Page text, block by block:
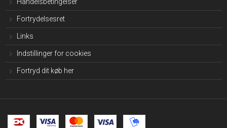
Fortrydelsesret
Links
Indstillinger for cookies
Fortryd dit køb her